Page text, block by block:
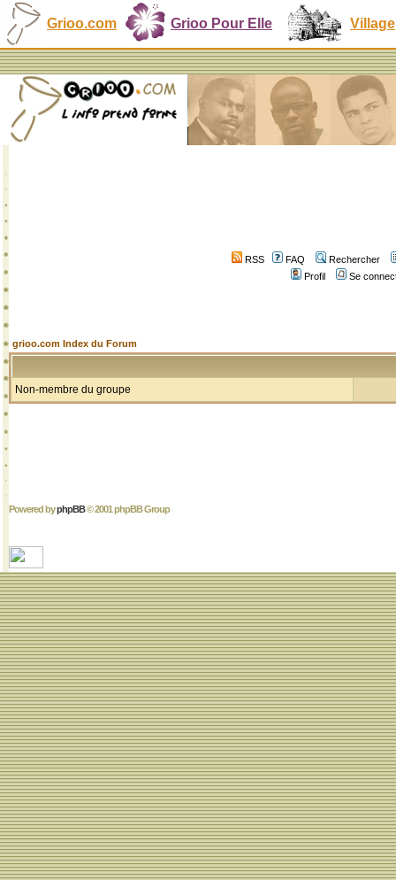
Grioo.com Grioo Pour Elle Village
RSS FAQ
Rechercher
Profil
Se
grioo.com Index du Forum
Non-membre du groupe
Powered byphpBB© 2001 phpBB Group